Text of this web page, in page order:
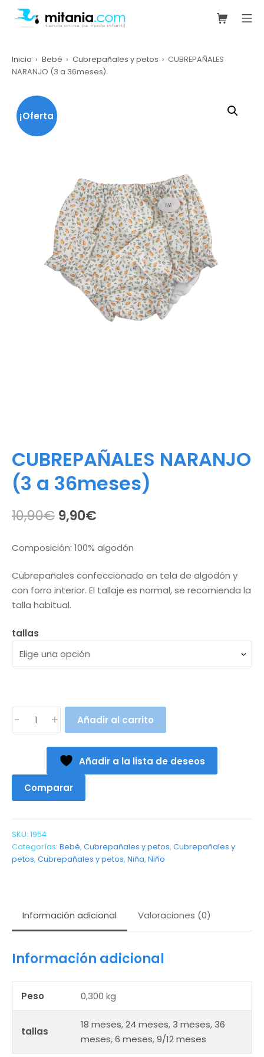
Saltar
Carrito
Inicio Bebé Cubrepañales y petos
CUBREPAÑALES
NARANJO (3 a 36meses)
¡Oferta
CUBREPAÑALES NARANJO
(3 a 36meses)
10,90€ El
era:
10,90€.
9,90€
es:
Composición: 100% algodón
Cubrepañales confeccionado en tela de algodón y
con forro interior. El tallaje es normal, se recomienda la
talla habitual.
tallas
CUBREPAÑALES
36meses)
cantidad
- + Añadir al carrito
Añadir a la lista de deseos
Comparar
SKU: 1954
Categorías: Bebé, Cubrepañales y petos, Cubrepañales y
petos, Cubrepañales y petos, Niña, Niño
Información adicional Valoraciones (0)
Información adicional
Peso 0,300 kg
tallas
18 meses,24 meses,3 meses,36
meses,6 meses,9/12 meses